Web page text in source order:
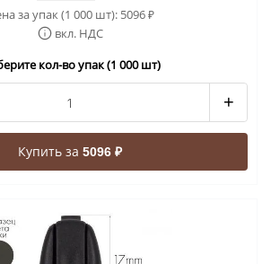
за упак (1 000 шт): 5096₽
вкл. НДС
кол-во упак (1 000 шт)
+
Купить за 5096 ₽